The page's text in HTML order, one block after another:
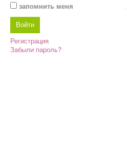
запомнить меня
Регистрация
Забыли пароль?